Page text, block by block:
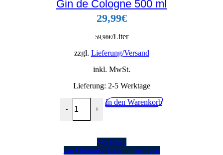
Gin de Cologne 500 ml
29,99€
59,98€/Liter
zzgl. Lieferung/Versand
inkl. MwSt.
Lieferung: 2-5 Werktage
-
Gin de Cologne 500 ml Menge
+
In den Warenkorb
Vorschau
zur Getränke-Liste hinzufügen